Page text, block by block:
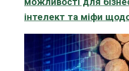
інтелект та міфи